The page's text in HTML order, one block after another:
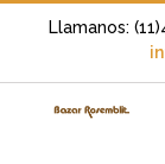
Llamanos: